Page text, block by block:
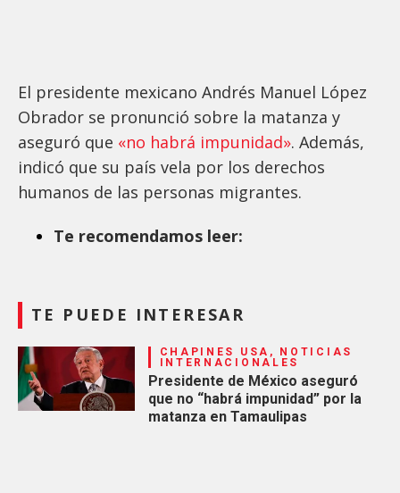
El presidente mexicano Andrés Manuel López
Obrador se pronunció sobre la matanza y
aseguró que «no habrá impunidad». Además,
indicó que su país vela por los derechos
humanos de las personas migrantes.
Te recomendamos leer:
TE PUEDE INTERESAR
CHAPINES USA, NOTICIAS
INTERNACIONALES
Presidente de México aseguró
que no “habrá impunidad” por la
matanza en Tamaulipas